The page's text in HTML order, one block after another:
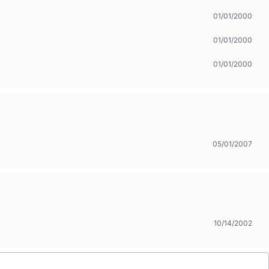
01/01/2000
01/01/2000
01/01/2000
05/01/2007
10/14/2002